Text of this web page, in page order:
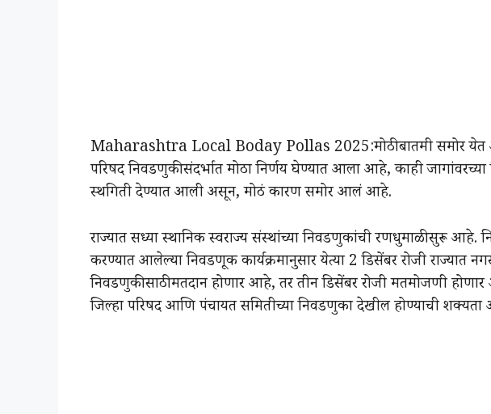
Maharashtra Local Boday Pollas 2025:मोठी बातमी समोर
परिषद निवडणुकीसंदर्भात मोठा निर्णय घेण्यात आला आहे, काही
स्थगिती देण्यात आली असून, मोठं कारण समोर आलं आहे.
राज्यात सध्या स्थानिक स्वराज्य संस्थांच्या निवडणुकांची रणधुमाळी सुरू
करण्यात आलेल्या निवडणूक कार्यक्रमानुसार येत्या 2 डिसेंबर रोजी राज्यात
निवडणुकीसाठी मतदान होणार आहे, तर तीन डिसेंबर रोजी मतमोजणी
जिल्हा परिषद आणि पंचायत समितीच्या निवडणुका देखील होण्याची